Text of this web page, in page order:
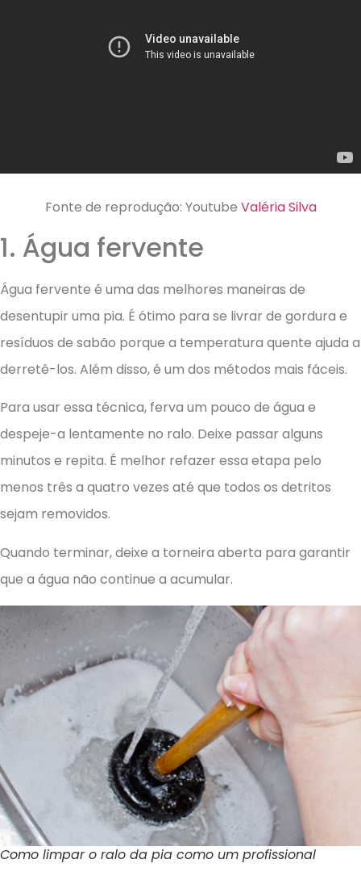
Fonte de reprodução: Youtube Valéria Silva
1. Água fervente
Água fervente é uma das melhores maneiras de
desentupir uma pia. É ótimo para se livrar de gordura e
resíduos de sabão porque a temperatura quente ajuda a
derretê-los. Além disso, é um dos métodos mais fáceis.
Para usar essa técnica, ferva um pouco de água e
despeje-a lentamente no ralo. Deixe passar alguns
minutos e repita. É melhor refazer essa etapa pelo
menos três a quatro vezes até que todos os detritos
sejam removidos.
Quando terminar, deixe a torneira aberta para garantir
que a água não continue a acumular.
Como limpar o ralo da pia como um profissional